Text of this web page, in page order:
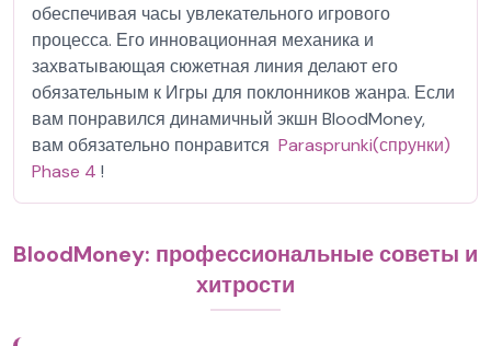
обеспечивая часы увлекательного игрового
процесса. Его инновационная механика и
захватывающая сюжетная линия делают его
обязательным к Игры для поклонников жанра. Если
вам понравился динамичный экшн BloodMoney,
вам обязательно понравится ​Parasprunki(спрунки)
Phase 4 !
BloodMoney: профессиональные советы и
хитрости